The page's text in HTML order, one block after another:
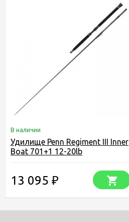
В наличии
Удилище Penn Regiment III Inner
Boat 701+1 12-20lb
13 095 ₽